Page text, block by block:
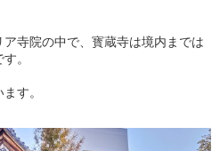
寺院の中で、寳蔵寺は境内までは
。
す。